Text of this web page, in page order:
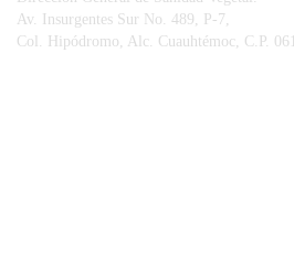
Av. Insurgentes Sur No. 489, P-7,
Col. Hipódromo, Alc. Cuauhtémoc, C.P.